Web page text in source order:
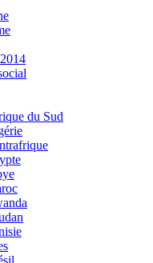
du Sud